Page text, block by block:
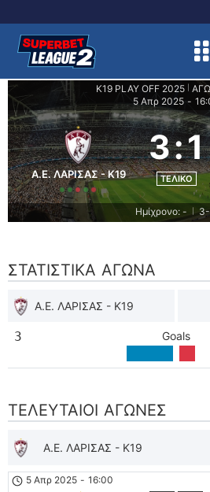
K19 PLAY OFF 2025
5 Απρ 2025 -
Α.Ε. ΛΑΡΙΣΑΣ - K19
3:1
ΤΕΛΙΚΌ
Ημίχρονο: -
ΣΤΑΤΙΣΤΙΚΆ ΑΓΏΝΑ
Α.Ε. ΛΑΡΙΣΑΣ - K19
3 Goals
ΤΕΛΕΥΤΑΊΟΙ ΑΓΏΝΕΣ
Α.Ε. ΛΑΡΙΣΑΣ - K19
5 Απρ 2025 - 16:00